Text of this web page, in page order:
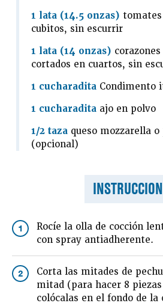
1 lata (14.5 onzas)
cubitos, sin escurrir
1 lata (14 onzas)
cortados en cuartos, sin
1 cucharadita Condimento
1 cucharadita ajo en polvo
1/2 taza queso mozzarella
(opcional)
1
Rocíe la olla de cocción
con spray antiadherente.
2
Corta las mitades de
mitad (para hacer 8
colócalas en el fondo de la